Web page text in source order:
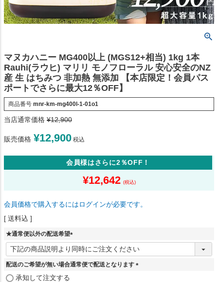
マヌカハニー MG400以上 (MGS12+相当) 1kg 1本
Rauhi(ラウヒ) マリリ モノフローラル 安心安全のNZ
産 生 はちみつ 非加熱 無添加 【本店限定！会員パス
ポートでさらに最大12％OFF】
商品番号 mnr-km-mg400l-1-01o1
当店通常価格 ¥12,900
販売価格 ¥12,900 税込
会員様はさらに2％OFF！
¥12,642
会員価格で購入するにはログインが必要です。
送料込
★通常便以外の配送希望
(
必
須
配送のご希望が無い場合通常便で配送となります
承知して注文する